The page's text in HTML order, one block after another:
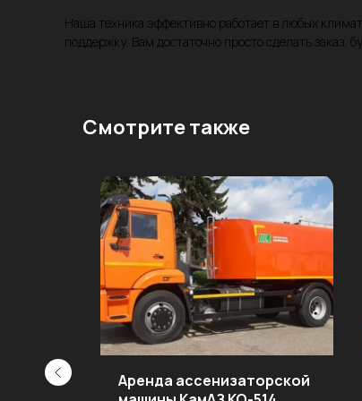
Наша техника эффективно работает в любых
поддержку. Вам достаточно просто сделать заказ,
Смотрите также
Аренда ассенизаторской